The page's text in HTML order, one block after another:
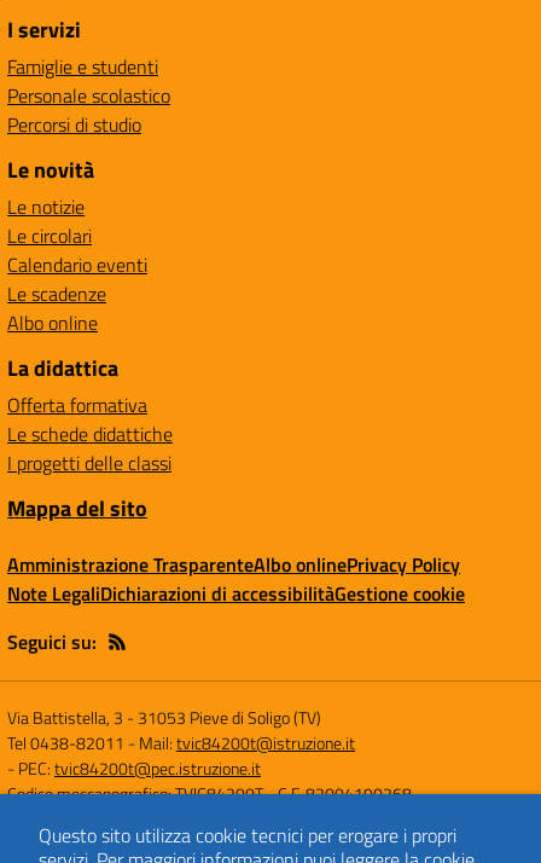
I servizi
Famiglie e studenti
Personale scolastico
Percorsi di studio
Le novità
Le notizie
Le circolari
Calendario eventi
Le scadenze
Albo online
La didattica
Offerta formativa
Le schede didattiche
I progetti delle classi
Mappa del sito
Amministrazione TrasparenteAlbo onlinePrivacy Policy
Note LegaliDichiarazioni di accessibilitàGestione cookie
Seguici su:
Via Battistella, 3 -31053 Pieve di Soligo (TV)
Tel 0438-82011 - Mail:tvic84200t@istruzione.it
- PEC:tvic84200t@pec.istruzione.it
Codice meccanografico: TVIC84200T- C.F. 82004190268
Questo sito utilizza cookie tecnici per erogare i propri